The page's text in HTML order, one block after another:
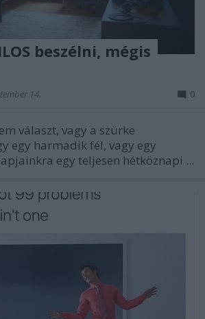
beszélni, mégis
14. 0
választ, vagy a szürke
egy harmadik fél, vagy egy
egy teljesen hétköznapi ...